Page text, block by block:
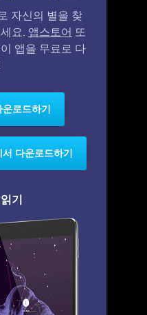
자신의 별을 찾
요. 앱스토어 또
앱을 무료로 다
로드하기
다운로드하기
기